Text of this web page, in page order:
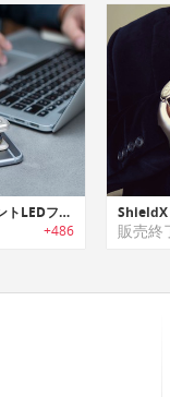
LINKEY｜スリムエレガントLEDフラッシュライト搭載キーオーガナイザー「リンキー」
+486 販売終